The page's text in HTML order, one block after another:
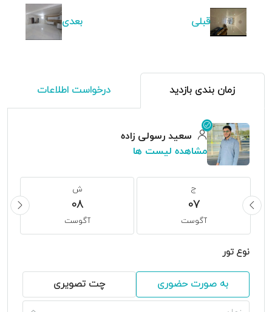
قبلی بعدی
زمان بندی بازدید درخواست اطلاعات
سعید رسولی زاده
مشاهده لیست ها
ج
07
آگوست
ش
08
آگوست
نوع تور
به صورت حضوری چت تصویری